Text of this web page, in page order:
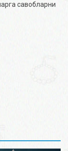
савобларни